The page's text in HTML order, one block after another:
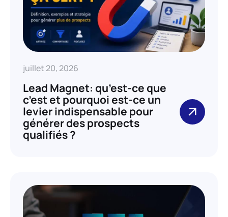
juillet 20, 2026
Lead Magnet: qu’est-ce que
c’est et pourquoi est-ce un
levier indispensable pour
générer des prospects
qualifiés ?